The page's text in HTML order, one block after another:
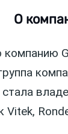
О
компанию
Vitek,